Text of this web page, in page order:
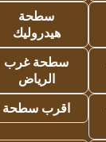
سطحة
هيدروليك
سطحة غرب
الرياض
اقرب سطحة